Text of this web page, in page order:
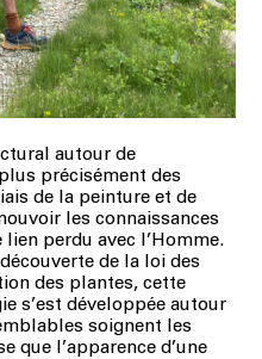
autour de
précisément des
de la peinture et de
les connaissances
perdu avec l’Homme.
de la loi des
des plantes, cette
s’est développée autour
soignent les
que l’apparence d’une